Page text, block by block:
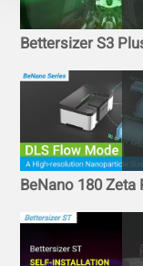
Bettersizer S3
BeNano 180 Zeta